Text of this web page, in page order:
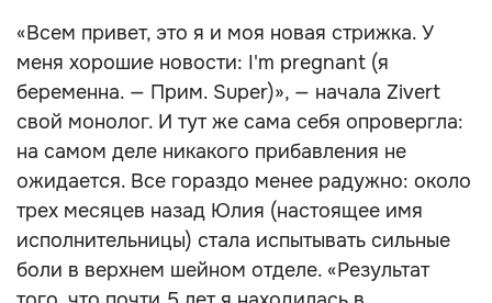
«Всем привет, это я и моя новая стрижка. У
меня хорошие новости: I'm pregnant (я
беременна. — Прим. Super)», — начала Zivert
свой монолог. И тут же сама себя опровергла:
на самом деле никакого прибавления не
ожидается. Все гораздо менее радужно: около
трех месяцев назад Юлия (настоящее имя
исполнительницы) стала испытывать сильные
боли в верхнем шейном отделе. «Результат